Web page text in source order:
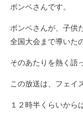
ボンベさんです。
ボンベさんが、子供
全国大会まで導いた
そのあたりを熱く語
この放送は、フェイ
１２時半くらいから